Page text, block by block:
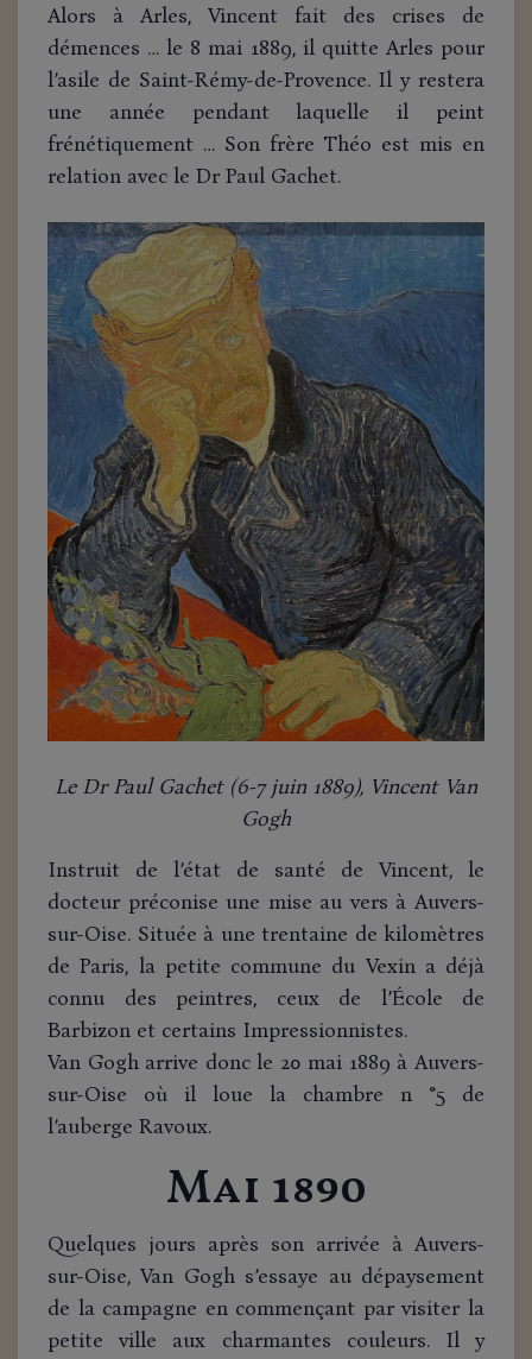
Alors à Arles, Vincent fait des crises de
démences … le 8 mai 1889, il quitte Arles pour
l’asile de Saint-Rémy-de-Provence. Il y restera
une année pendant laquelle il peint
frénétiquement … Son frère Théo est mis en
relation avec le Dr Paul Gachet.
Le Dr Paul Gachet (6-7 juin 1889), Vincent Van
Gogh
Instruit de l’état de santé de Vincent, le
docteur préconise une mise au vers à Auvers-
sur-Oise. Située à une trentaine de kilomètres
de Paris, la petite commune du Vexin a déjà
connu des peintres, ceux de l’École de
Barbizon et certains Impressionnistes.
Van Gogh arrive donc le 20 mai 1889 à Auvers-
sur-Oise où il loue la chambre n °5 de
l’auberge Ravoux.
Mai 1890
Quelques jours après son arrivée à Auvers-
sur-Oise, Van Gogh s’essaye au dépaysement
de la campagne en commençant par visiter la
petite ville aux charmantes couleurs. Il y